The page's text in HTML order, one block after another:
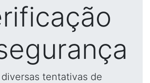
tentativas de